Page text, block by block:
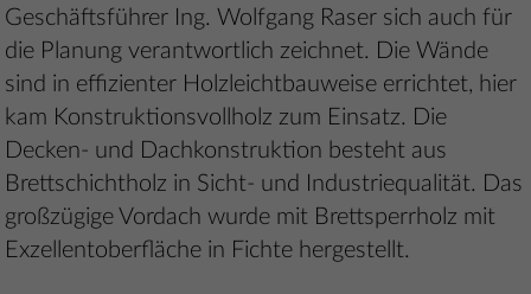
Geschäftsführer Ing. Wolfgang Raser sich auch für
die Planung verantwortlich zeichnet. Die Wände
sind in effizienter Holzleichtbauweise errichtet, hier
kam Konstruktionsvollholz zum Einsatz. Die
Decken- und Dachkonstruktion besteht aus
Brettschichtholz in Sicht- und Industriequalität. Das
großzügige Vordach wurde mit Brettsperrholz mit
Exzellentoberfläche in Fichte hergestellt.